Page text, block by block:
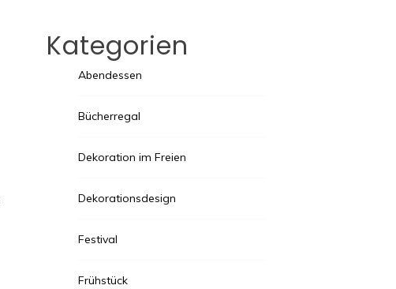
Kategorien
Abendessen
Bücherregal
Dekoration im Freien
Dekorationsdesign
Festival
Frühstück